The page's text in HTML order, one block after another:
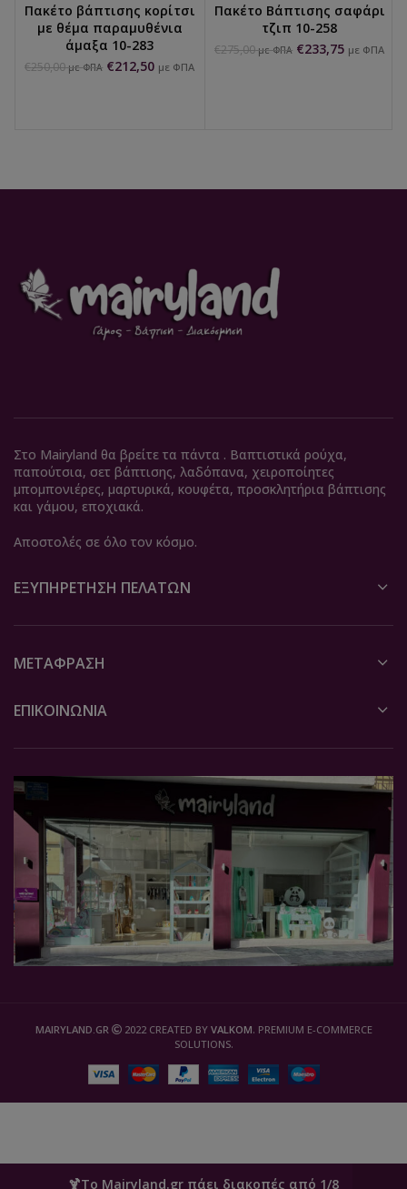
🍹Το Mairyland.gr πάει διακοπές από 1/8
Πακέτο βάπτισης κορίτσι
με θέμα παραμυθένια
άμαξα 10-283
€250,00 με ΦΠΑ €212,50 με ΦΠΑ
Πακέτο Βάπτισης σαφάρι
τζιπ 10-258
€275,00 με ΦΠΑ €233,75 με ΦΠΑ
Στο Mairyland θα βρείτε τα πάντα . Βαπτιστικά ρούχα,
παπούτσια, σετ βάπτισης, λαδόπανα, χειροποίητες
μπομπονιέρες, μαρτυρικά, κουφέτα, προσκλητήρια βάπτισης
και γάμου, εποχιακά.
Αποστολές σε όλο τον κόσμο.
ΕΞΥΠΗΡΈΤΗΣΗ ΠΕΛΑΤΏΝ
ΜΕΤΆΦΡΑΣΗ
ΕΠΙΚΟΙΝΩΝΙΑ
MAIRYLAND.GR 2022 CREATED BY VALKOM. PREMIUM E-COMMERCE
SOLUTIONS.